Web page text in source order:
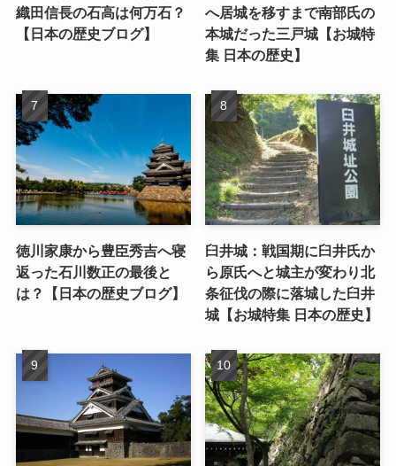
織田信長の石高は何万石？
【日本の歴史ブログ】
へ居城を移すまで南部氏の
本城だった三戸城【お城特
集 日本の歴史】
徳川家康から豊臣秀吉へ寝
返った石川数正の最後と
は？【日本の歴史ブログ】
臼井城：戦国期に臼井氏か
ら原氏へと城主が変わり北
条征伐の際に落城した臼井
城【お城特集 日本の歴史】